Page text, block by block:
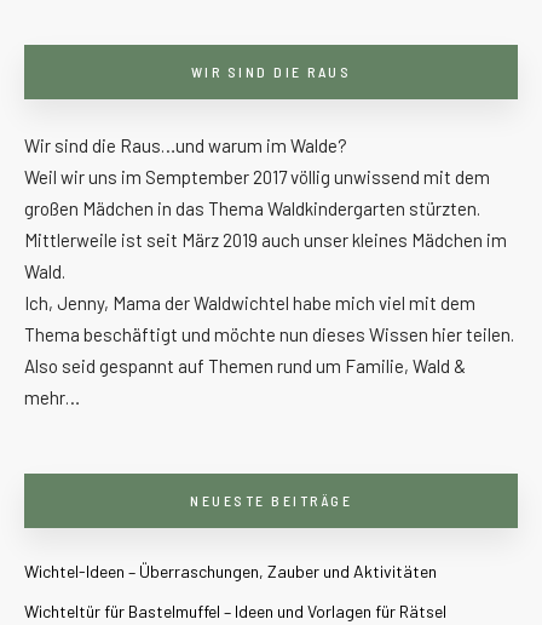
WIR SIND DIE RAUS
Wir sind die Raus…und warum im Walde?
Weil wir uns im Semptember 2017 völlig unwissend mit dem
großen Mädchen in das Thema Waldkindergarten stürzten.
Mittlerweile ist seit März 2019 auch unser kleines Mädchen im
Wald.
Ich, Jenny, Mama der Waldwichtel habe mich viel mit dem
Thema beschäftigt und möchte nun dieses Wissen hier teilen.
Also seid gespannt auf Themen rund um Familie, Wald &
mehr…
NEUESTE BEITRÄGE
Wichtel-Ideen – Überraschungen, Zauber und Aktivitäten
Wichteltür für Bastelmuffel – Ideen und Vorlagen für Rätsel